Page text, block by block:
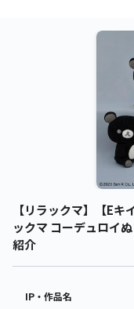
【リラックマ】【E
ックマ コーデュロイ
紹介
IP・作品名